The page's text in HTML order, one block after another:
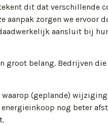
dit dat verschillende
zorgen we ervoor
aansluit bij
belang. Bedrijven die
(geplande)
nog beter